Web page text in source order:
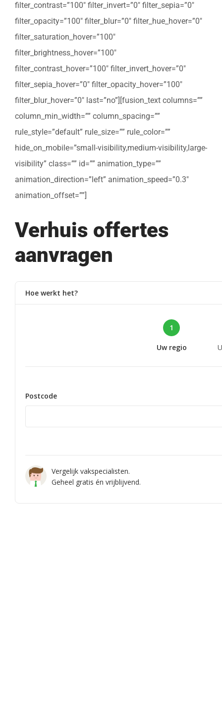
filter_contrast=”100″ filter_invert=”0″ filter_sepia=”0″
filter_opacity=”100″ filter_blur=”0″ filter_hue_hover=”0″
filter_saturation_hover=”100″
filter_brightness_hover=”100″
filter_contrast_hover=”100″ filter_invert_hover=”0″
filter_sepia_hover=”0″ filter_opacity_hover=”100″
filter_blur_hover=”0″ last=”no”][fusion_text columns=””
column_min_width=”” column_spacing=””
rule_style=”default” rule_size=”” rule_color=””
hide_on_mobile=”small-visibility,medium-visibility,large-
visibility” class=”” id=”” animation_type=””
animation_direction=”left” animation_speed=”0.3″
animation_offset=””]
Verhuis offertes
aanvragen